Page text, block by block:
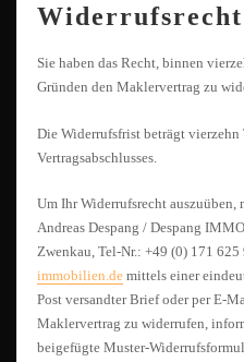
Widerrufsrecht
Sie haben das Recht, binnen
Gründen den Maklervertrag zu
Die Widerrufsfrist beträgt vierzehn
Vertragsabschlusses.
Um Ihr Widerrufsrecht auszuüben,
Andreas Despang / Despang
Zwenkau, Tel-Nr.: +49 (0) 171 625
immobilien.demittels einer
Post versandter Brief oder per E-
Maklervertrag zu widerrufen,
beigefügte Muster-